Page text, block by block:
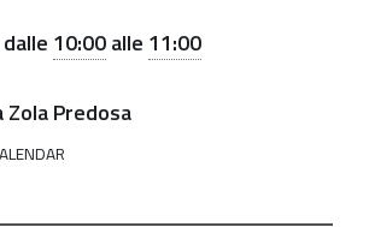
dalle 10:00alle 11:00
Zola Predosa